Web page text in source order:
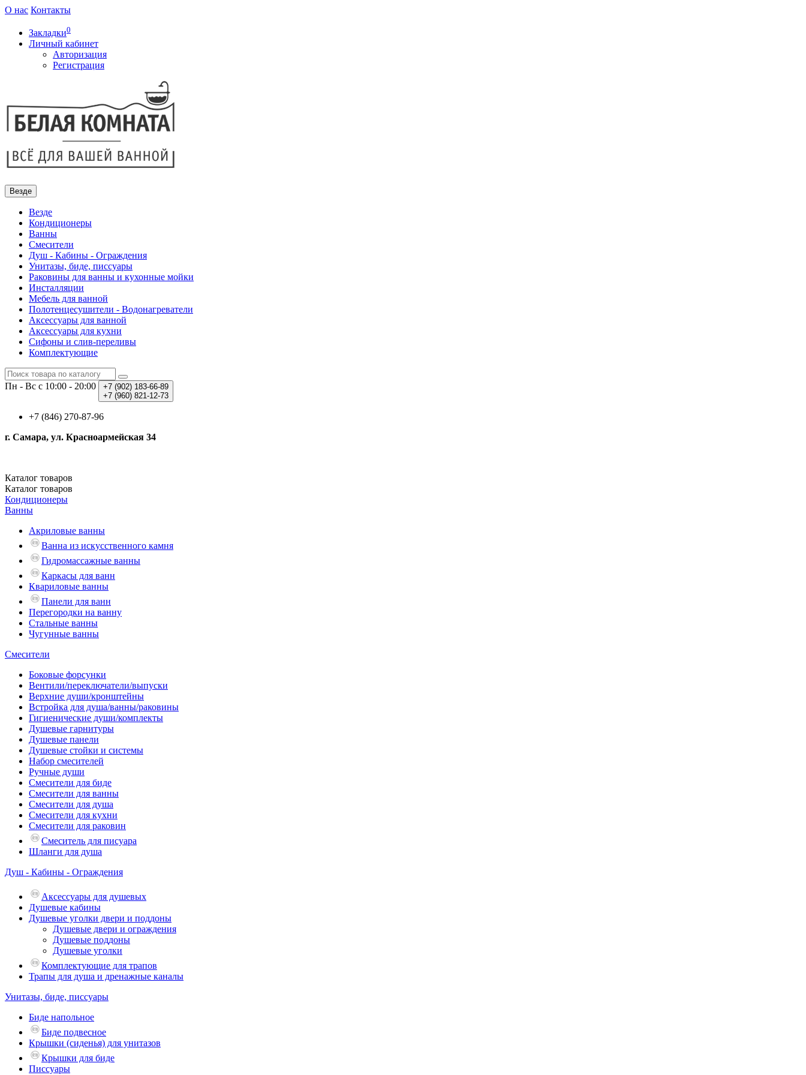
О нас Контакты
Закладки0
Личный кабинет
Авторизация
Регистрация
Везде
Везде
Кондиционеры
Ванны
Смесители
Душ - Кабины - Ограждения
Унитазы, биде, писсуары
Раковины для ванны и кухонные мойки
Инсталляции
Мебель для ванной
Полотенцесушители - Водонагреватели
Аксессуары для ванной
Аксессуары для кухни
Сифоны и слив-переливы
Комплектующие
Пн - Вс с 10:00 - 20:00 +7 (902) 183-66-89
+7 (960) 821-12-73
+7 (846) 270-87-96
г. Самара, ул. Красноармейская 34
Каталог товаров
Каталог товаров
Кондиционеры
Ванны
Акриловые ванны
Ванна из искусственного камня
Гидромассажные ванны
Каркасы для ванн
Квариловые ванны
Панели для ванн
Перегородки на ванну
Стальные ванны
Чугунные ванны
Смесители
Боковые форсунки
Вентили/переключатели/выпуски
Верхние души/кронштейны
Встройка для душа/ванны/раковины
Гигиенические души/комплекты
Душевые гарнитуры
Душевые панели
Душевые стойки и системы
Набор смесителей
Ручные души
Смесители для биде
Смесители для ванны
Смесители для душа
Смесители для кухни
Смесители для раковин
Смеситель для писуара
Шланги для душа
Душ - Кабины - Ограждения
Аксессуары для душевых
Душевые кабины
Душевые уголки двери и поддоны
Душевые двери и ограждения
Душевые поддоны
Душевые уголки
Комплектующие для трапов
Трапы для душа и дренажные каналы
Унитазы, биде, писсуары
Биде напольное
Биде подвесное
Крышки (сиденья) для унитазов
Крышки для биде
Писсуары